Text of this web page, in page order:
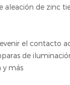
de zinc
el contacto
de
y más